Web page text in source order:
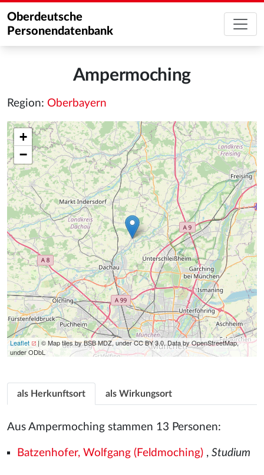
Oberdeutsche
Personendatenbank
Ampermoching
Region: Oberbayern
+
−
Leaflet
| © Map tiles by BSB MDZ, under CC BY 3.0. Data by OpenStreetMap,
under ODbL
als Herkunftsort als Wirkungsort
Aus Ampermoching stammen 13 Personen:
Batzenhofer, Wolfgang (Feldmoching), Studium